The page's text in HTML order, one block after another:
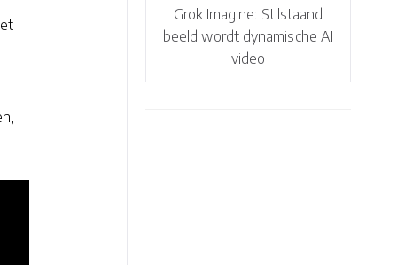
Grok Imagine: Stilstaand
beeld wordt dynamische AI
video